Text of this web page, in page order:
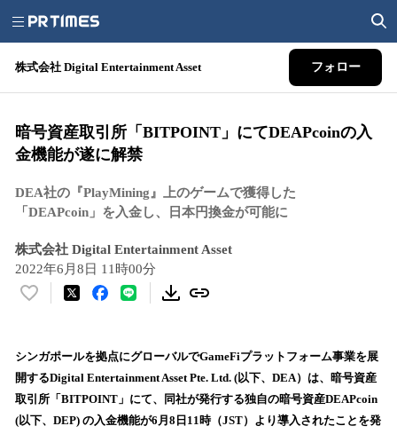
株式会社 Digital Entertainment Asset フォロー
暗号資産取引所「BITPOINT」にてDEAPcoinの入
金機能が遂に解禁
DEA社の『PlayMining』上のゲームで獲得した
「DEAPcoin」を入金し、日本円換金が可能に
株式会社 Digital Entertainment Asset
2022年6月8日 11時00分
い
！
数
を
読
シンガポールを拠点にグローバルでGameFiプラットフォーム事業を展
開するDigital Entertainment Asset Pte. Ltd. (以下、DEA）は、暗号資産
取引所「BITPOINT」にて、同社が発行する独自の暗号資産DEAPcoin
(以下、DEP) の入金機能が6月8日11時（JST）より導入されたことを発